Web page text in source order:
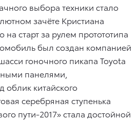
выбора техники стало
зачёте Кристиана
старт за рулем протототипа
был создан компанией
гоночного пикапа Toyota
панелями,
китайского
серебряная ступенька
пути-2017» стала достойной